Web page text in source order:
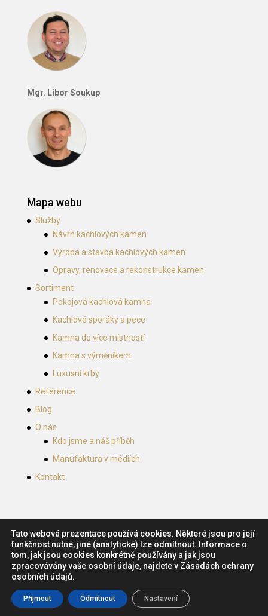
Mgr. Libor Soukup
Mapa webu
Služby
Návrh kachlových kamen
Výroba a stavba kachlových kamen
Opravy, renovace a rekonstrukce kamen
Sortiment
Pokojová kachlová kamna
Kachlové sporáky a pece
Kamna do více místností
Kamna s výměníkem
Luxusní krby
Reference
Blog
O nás
Kdo jsme a náš příběh
Manufaktura v médiích
Kontakt
Návrh a tvorba webu:
Budějovice. Obsah (c) 2018 Zámecká kamnářská
manufaktura, s.r.o.
Tato webová prezentace používá cookies. Některé jsou pro její
funkčnost nutné, jiné (analytické) lze odmítnout. Informace o
tom, jak jsou cookies konkrétně používány a jak jsou
zpracovávány vaše osobní údaje, najdete v Zásadách ochrany
osobních údajů.
Přijmout Odmítnout Nastavení